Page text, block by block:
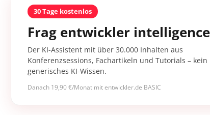
30 Tage kostenlos
Frag entwickler
Der KI-Assistent mit über 30.000 Inhalten aus
Konferenzsessions, Fachartikeln und Tutorials – kein
generisches KI-Wissen.
Danach 19,90 €/Monat mit entwickler.de BASIC